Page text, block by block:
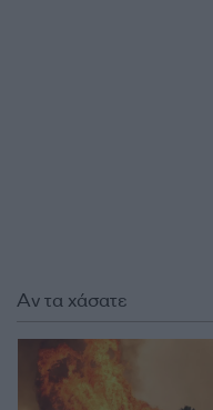
Αν τα χάσατε